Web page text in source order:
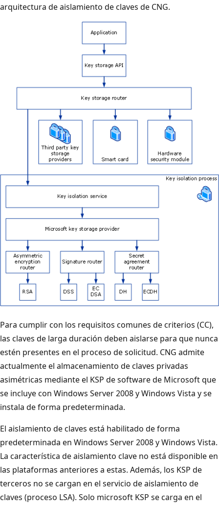
arquitectura de aislamiento de claves de CNG.
Para cumplir con los requisitos comunes de criterios (CC),
las claves de larga duración deben aislarse para que nunca
estén presentes en el proceso de solicitud. CNG admite
actualmente el almacenamiento de claves privadas
asimétricas mediante el KSP de software de Microsoft que
se incluye con Windows Server 2008 y Windows Vista y se
instala de forma predeterminada.
El aislamiento de claves está habilitado de forma
predeterminada en Windows Server 2008 y Windows Vista.
La característica de aislamiento clave no está disponible en
las plataformas anteriores a estas. Además, los KSP de
terceros no se cargan en el servicio de aislamiento de
claves (proceso LSA). Solo microsoft KSP se carga en el